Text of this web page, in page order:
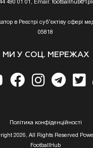
490 01 01, Email:
в Реєстрі суб’єктіву сфері
05818
МИ У СОЦ. МЕРЕЖАХ
Полiтика конфiденцiйностi
2026, All Rights Reserved
FootballHub